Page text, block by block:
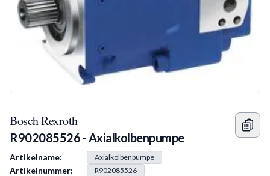
Bosch Rexroth
R902085526 - Axialkolbenpumpe
Produkt Information
Artikelname: Axialkolbenpumpe
Artikelnummer: R902085526